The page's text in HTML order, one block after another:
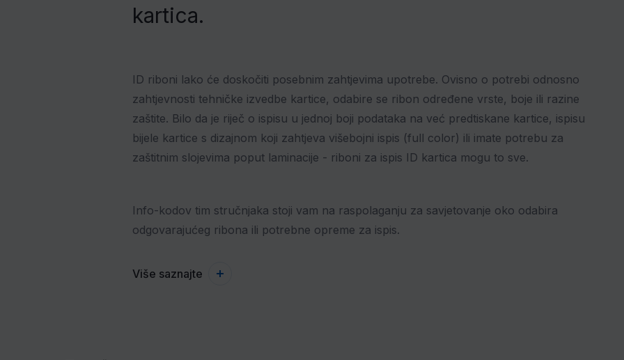
kartica.
ID riboni lako će doskočiti posebnim zahtjevima upotrebe. Ovisno o potrebi odnosno
zahtjevnosti tehničke izvedbe kartice, odabire se ribon određene vrste, boje ili razine
zaštite. Bilo da je riječ o ispisu u jednoj boji podataka na već predtiskane kartice, ispisu
bijele kartice s dizajnom koji zahtjeva višebojni ispis (full color) ili imate potrebu za
zaštitnim slojevima poput laminacije - riboni za ispis ID kartica mogu to sve.
Info-kodov tim stručnjaka stoji vam na raspolaganju za savjetovanje oko odabira
odgovarajućeg ribona ili potrebne opreme za ispis.
Više saznajte